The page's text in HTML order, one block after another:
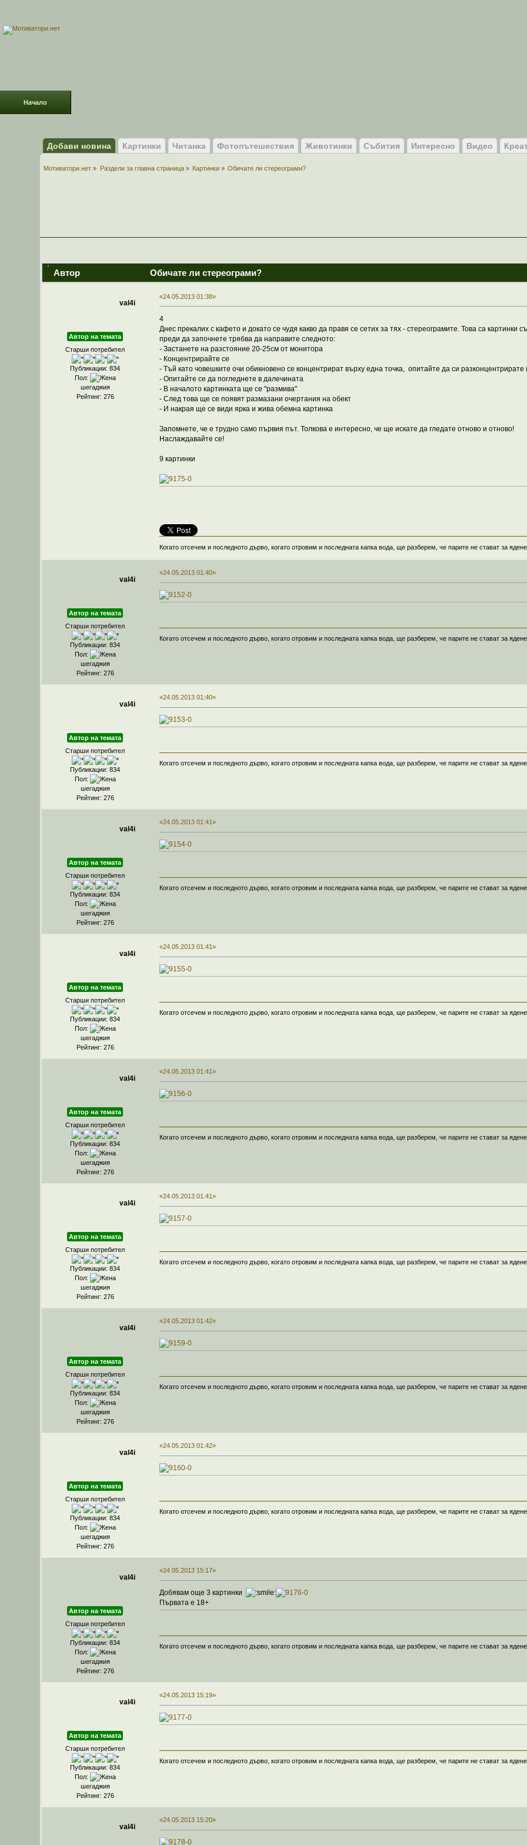
Начало
Добави новина Картинки Читанка Фотопътешествия Животинки Събития Интересно Видео
Мотиватори.нет » Раздели за главна страница» Картинки » Обичате ли стереограми?
Автор Обичате ли стереограми?
val4i
Автор на темата
Старши потребител
Публикации: 834
Пол:
шегаджия
Рейтинг: 276
«24.05.2013 01:38»
4
Днес прекалих с кафето и докато се чудя какво да правя се сетих за тях - стереограмите. Това са
преди да започнете трябва да направите следното:
- Застанете на разстояние 20-25см от монитора
- Концентрирайте се
- Тъй като човешките очи обикновено се концентрират върху една точка, опитайте да си разконцентрирате
- Опитайте се да погледнете в далечината
- В началото картинката ще се "размива"
- След това ще се появят размазани очертания на обект
- И накрая ще се види ярка и жива обемна картинка
Запомнете, че е трудно само първия път. Толкова е интересно, че ще искате да гледате отново и отново!
Наслаждавайте се!
9 картинки
Когато отсечем и последното дърво, когато отровим и последната капка вода, ще разберем, че парите не стават за
val4i
Автор на темата
Старши потребител
Публикации: 834
Пол:
шегаджия
Рейтинг: 276
«24.05.2013 01:40»
Когато отсечем и последното дърво, когато отровим и последната капка вода, ще разберем, че парите не стават за
val4i
Автор на темата
Старши потребител
Публикации: 834
Пол:
шегаджия
Рейтинг: 276
«24.05.2013 01:40»
Когато отсечем и последното дърво, когато отровим и последната капка вода, ще разберем, че парите не стават за
val4i
Автор на темата
Старши потребител
Публикации: 834
Пол:
шегаджия
Рейтинг: 276
«24.05.2013 01:41»
Когато отсечем и последното дърво, когато отровим и последната капка вода, ще разберем, че парите не стават за
val4i
Автор на темата
Старши потребител
Публикации: 834
Пол:
шегаджия
Рейтинг: 276
«24.05.2013 01:41»
Когато отсечем и последното дърво, когато отровим и последната капка вода, ще разберем, че парите не стават за
val4i
Автор на темата
Старши потребител
Публикации: 834
Пол:
шегаджия
Рейтинг: 276
«24.05.2013 01:41»
Когато отсечем и последното дърво, когато отровим и последната капка вода, ще разберем, че парите не стават за
val4i
Автор на темата
Старши потребител
Публикации: 834
Пол:
шегаджия
Рейтинг: 276
«24.05.2013 01:41»
Когато отсечем и последното дърво, когато отровим и последната капка вода, ще разберем, че парите не стават за
val4i
Автор на темата
Старши потребител
Публикации: 834
Пол:
шегаджия
Рейтинг: 276
«24.05.2013 01:42»
Когато отсечем и последното дърво, когато отровим и последната капка вода, ще разберем, че парите не стават за
val4i
Автор на темата
Старши потребител
Публикации: 834
Пол:
шегаджия
Рейтинг: 276
«24.05.2013 01:42»
Когато отсечем и последното дърво, когато отровим и последната капка вода, ще разберем, че парите не стават за
val4i
Автор на темата
Старши потребител
Публикации: 834
Пол:
шегаджия
Рейтинг: 276
«24.05.2013 15:17»
Добявам още 3 картинки
Първата е 18+
Когато отсечем и последното дърво, когато отровим и последната капка вода, ще разберем, че парите не стават за
val4i
Автор на темата
Старши потребител
Публикации: 834
Пол:
шегаджия
Рейтинг: 276
«24.05.2013 15:19»
Когато отсечем и последното дърво, когато отровим и последната капка вода, ще разберем, че парите не стават за
val4i
«24.05.2013 15:20»